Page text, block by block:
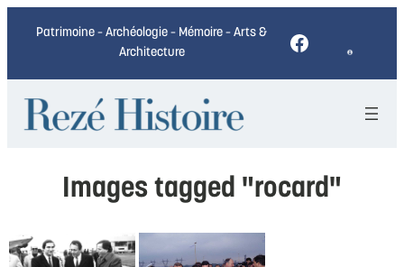
Patrimoine – Archéologie – Mémoire – Arts &
Architecture
Facebook
Images tagged "rocard"